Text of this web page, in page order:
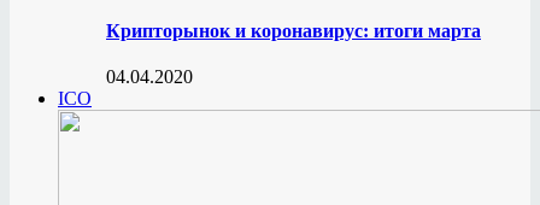
Крипторынок и коронавирус: итоги марта
04.04.2020
ICO